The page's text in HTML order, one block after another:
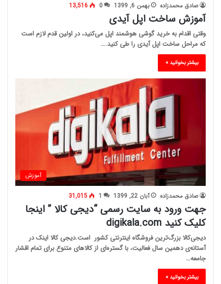
صادق محمدزاده بهمن 6, 1399 0
13,516
آموزش ساخت اپل آیدی
وقتی اقدام به خرید گوشی هوشمند اپل می‌کنید، در اولین قدم لازم است
که مراحل ساخت اپل آیدی را طی کنید.…
بیشتر بخوانید »
آموزش
صادق محمدزاده آبان 22, 1399 1
31,015
جهت ورود به سایت رسمی “دیجی کالا ” اینجا
کلیک کنید digikala.com
دیجی‌کالا بزرگ‌ترین فروشگاه اینترنتی کشور است.دیجی کالا اینک در
آستانه‌ی دهمین سال فعالیت، با گستره‌ای از کالاهای متنوع برای تمام اقشار
جامعه…
بیشتر بخوانید »